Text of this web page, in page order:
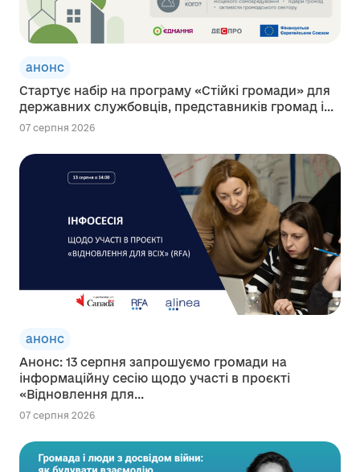
анонс
Стартує набір на програму «Стійкі громади» для
державних службовців, представників громад і...
07 серпня 2026
анонс
Анонс: 13 серпня запрошуємо громади на
інформаційну сесію щодо участі в проєкті
«Відновлення для...
07 серпня 2026